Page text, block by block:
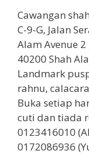
Cawangan
C-9-G, Jalan
Alam Avenue 2
40200 Shah
Landmark
rahnu,
Buka setiap
cuti dan tiada
0123416010
0172086936